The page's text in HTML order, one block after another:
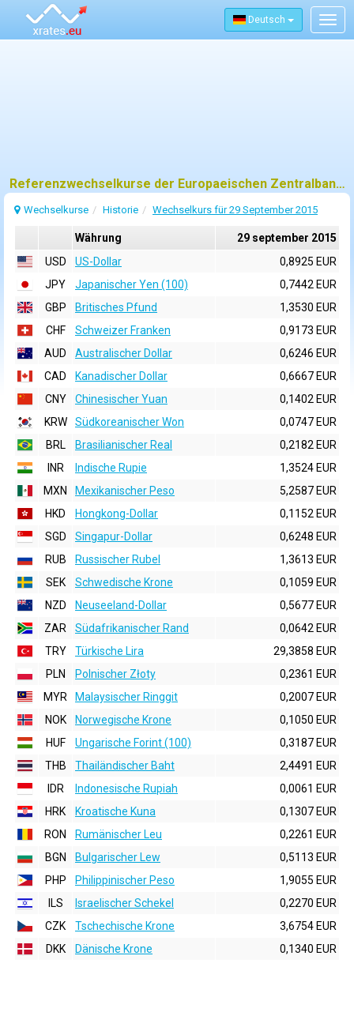
Deutsch
Referenzwechselkurse der Europaeischen Zentralbank (EZB) fuer 29 september 2015
Wechselkurse Historie Wechselkurs für 29 September 2015
Währung
29 september 2015
USD
US-Dollar
0,8925 EUR
JPY
Japanischer Yen (100)
0,7442 EUR
GBP
Britisches Pfund
1,3530 EUR
CHF
Schweizer Franken
0,9173 EUR
AUD
Australischer Dollar
0,6246 EUR
CAD
Kanadischer Dollar
0,6667 EUR
CNY
Chinesischer Yuan
0,1402 EUR
KRW
Südkoreanischer Won
0,0747 EUR
BRL
Brasilianischer Real
0,2182 EUR
INR
Indische Rupie
1,3524 EUR
MXN
Mexikanischer Peso
5,2587 EUR
HKD
Hongkong-Dollar
0,1152 EUR
SGD
Singapur-Dollar
0,6248 EUR
RUB
Russischer Rubel
1,3613 EUR
SEK
Schwedische Krone
0,1059 EUR
NZD
Neuseeland-Dollar
0,5677 EUR
ZAR
Südafrikanischer Rand
0,0642 EUR
TRY
Türkische Lira
29,3858 EUR
PLN
Polnischer Złoty
0,2361 EUR
MYR
Malaysischer Ringgit
0,2007 EUR
NOK
Norwegische Krone
0,1050 EUR
HUF
Ungarische Forint (100)
0,3187 EUR
THB
Thailändischer Baht
2,4491 EUR
IDR
Indonesische Rupiah
0,0061 EUR
HRK
Kroatische Kuna
0,1307 EUR
RON
Rumänischer Leu
0,2261 EUR
BGN
Bulgarischer Lew
0,5113 EUR
PHP
Philippinischer Peso
1,9055 EUR
ILS
Israelischer Schekel
0,2270 EUR
CZK
Tschechische Krone
3,6754 EUR
DKK
Dänische Krone 0,1340 EUR